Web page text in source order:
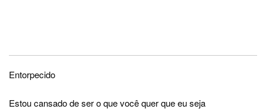
Entorpecido
Estou cansado de ser o que você quer que eu seja